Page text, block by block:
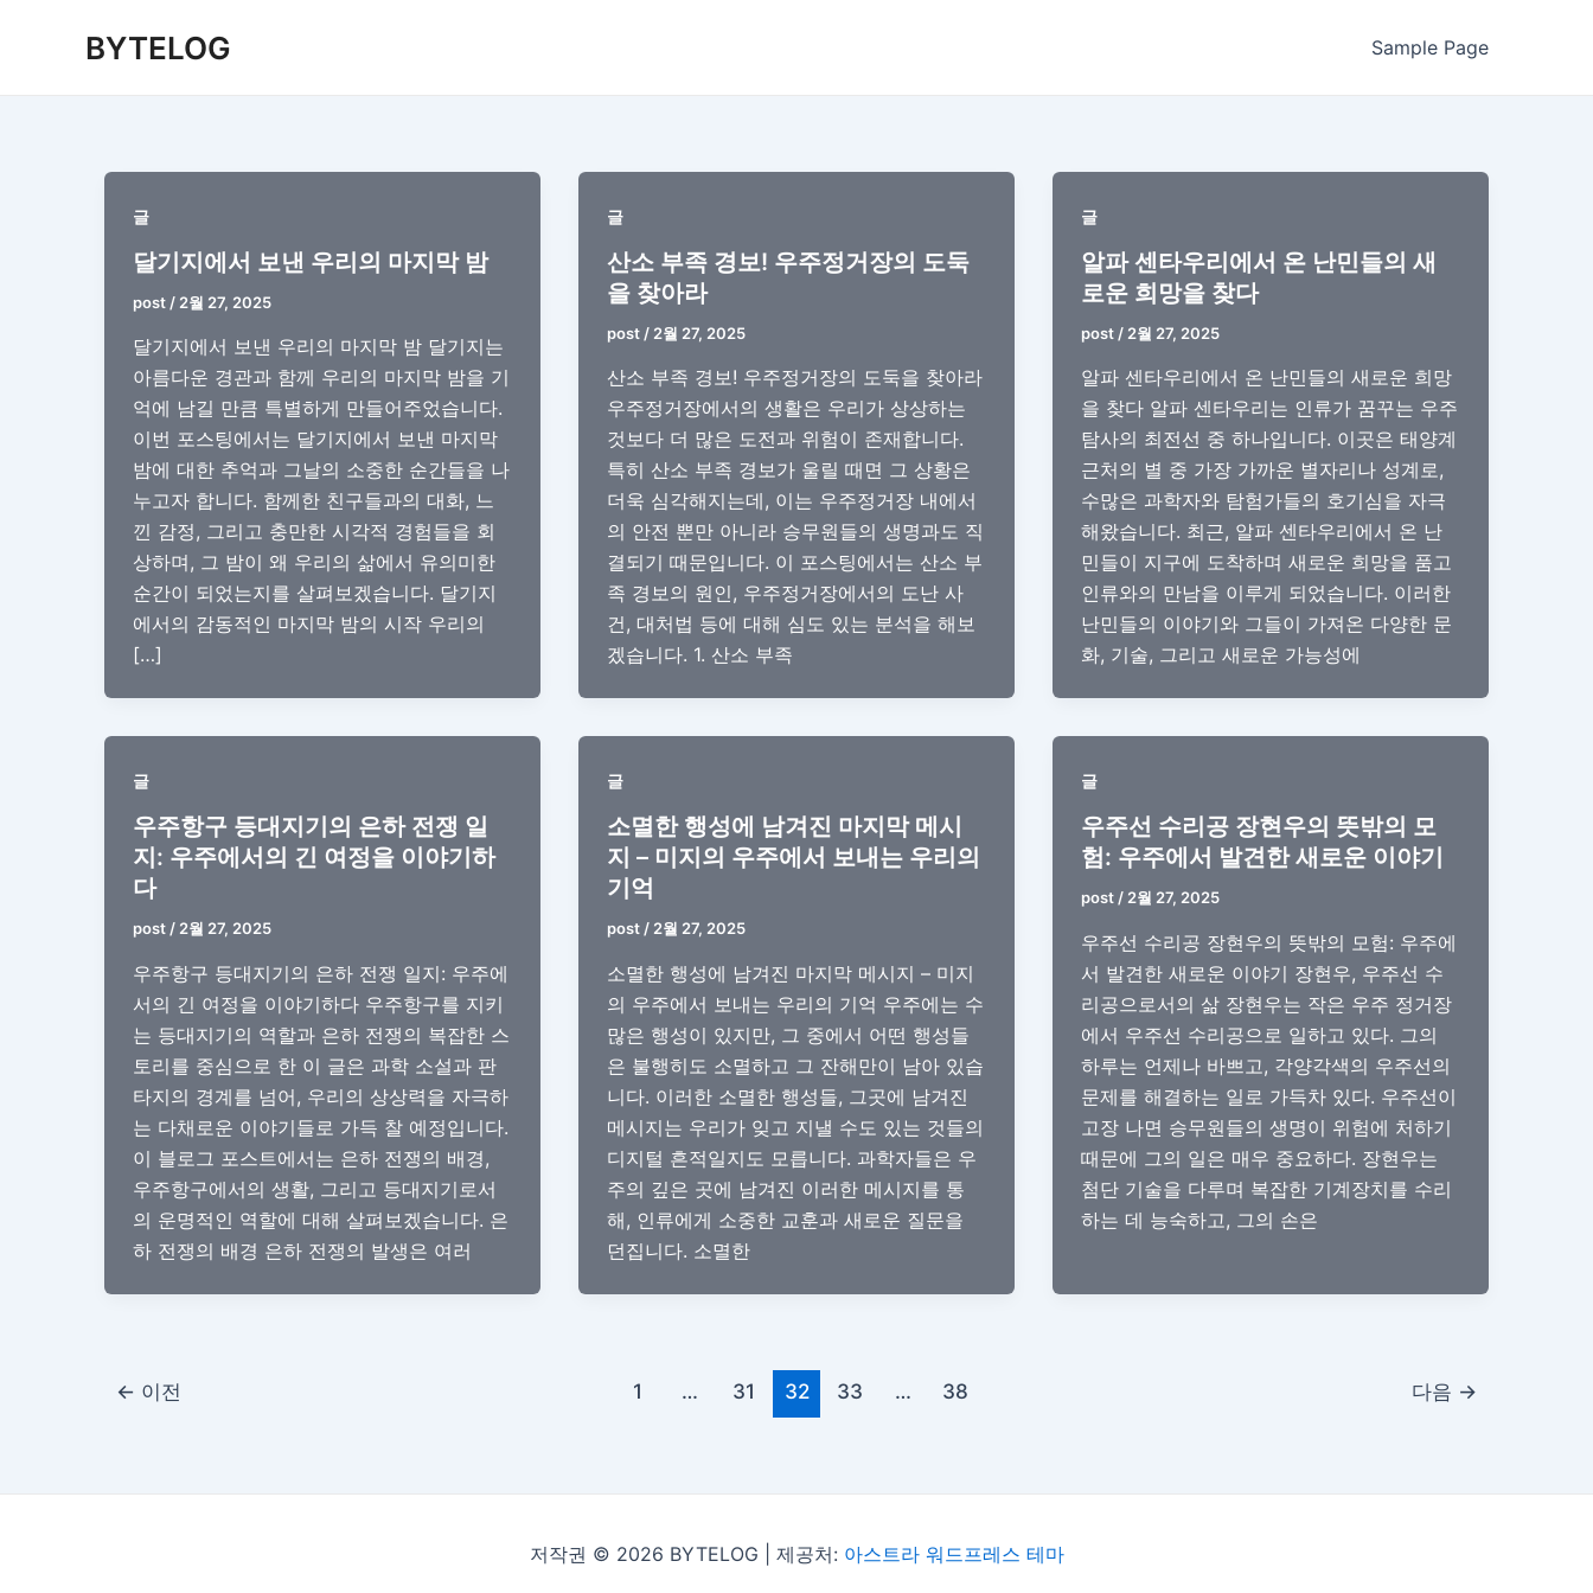
BYTELOG Sample Page
글
달기지에서 보낸 우리의 마지막 밤
post / 2월 27, 2025
달기지에서 보낸 우리의 마지막 밤 달기지는
아름다운 경관과 함께 우리의 마지막 밤을 기
억에 남길 만큼 특별하게 만들어주었습니다.
이번 포스팅에서는 달기지에서 보낸 마지막
밤에 대한 추억과 그날의 소중한 순간들을 나
누고자 합니다. 함께한 친구들과의 대화, 느
낀 감정, 그리고 충만한 시각적 경험들을 회
상하며, 그 밤이 왜 우리의 삶에서 유의미한
순간이 되었는지를 살펴보겠습니다. 달기지
에서의 감동적인 마지막 밤의 시작 우리의
[…]
글
산소 부족 경보! 우주정거장의 도둑
을 찾아라
post / 2월 27, 2025
산소 부족 경보! 우주정거장의 도둑을 찾아라
우주정거장에서의 생활은 우리가 상상하는
것보다 더 많은 도전과 위험이 존재합니다.
특히 산소 부족 경보가 울릴 때면 그 상황은
더욱 심각해지는데, 이는 우주정거장 내에서
의 안전 뿐만 아니라 승무원들의 생명과도 직
결되기 때문입니다. 이 포스팅에서는 산소 부
족 경보의 원인, 우주정거장에서의 도난 사
건, 대처법 등에 대해 심도 있는 분석을 해보
겠습니다. 1. 산소 부족
글
알파 센타우리에서 온 난민들의 새
로운 희망을 찾다
post / 2월 27, 2025
알파 센타우리에서 온 난민들의 새로운 희망
을 찾다 알파 센타우리는 인류가 꿈꾸는 우주
탐사의 최전선 중 하나입니다. 이곳은 태양계
근처의 별 중 가장 가까운 별자리나 성계로,
수많은 과학자와 탐험가들의 호기심을 자극
해왔습니다. 최근, 알파 센타우리에서 온 난
민들이 지구에 도착하며 새로운 희망을 품고
인류와의 만남을 이루게 되었습니다. 이러한
난민들의 이야기와 그들이 가져온 다양한 문
화, 기술, 그리고 새로운 가능성에
글
우주항구 등대지기의 은하 전쟁 일
지: 우주에서의 긴 여정을 이야기하
다
post / 2월 27, 2025
우주항구 등대지기의 은하 전쟁 일지: 우주에
서의 긴 여정을 이야기하다 우주항구를 지키
는 등대지기의 역할과 은하 전쟁의 복잡한 스
토리를 중심으로 한 이 글은 과학 소설과 판
타지의 경계를 넘어, 우리의 상상력을 자극하
는 다채로운 이야기들로 가득 찰 예정입니다.
이 블로그 포스트에서는 은하 전쟁의 배경,
우주항구에서의 생활, 그리고 등대지기로서
의 운명적인 역할에 대해 살펴보겠습니다. 은
하 전쟁의 배경 은하 전쟁의 발생은 여러
글
소멸한 행성에 남겨진 마지막 메시
지 – 미지의 우주에서 보내는 우리의
기억
post / 2월 27, 2025
소멸한 행성에 남겨진 마지막 메시지 – 미지
의 우주에서 보내는 우리의 기억 우주에는 수
많은 행성이 있지만, 그 중에서 어떤 행성들
은 불행히도 소멸하고 그 잔해만이 남아 있습
니다. 이러한 소멸한 행성들, 그곳에 남겨진
메시지는 우리가 잊고 지낼 수도 있는 것들의
디지털 흔적일지도 모릅니다. 과학자들은 우
주의 깊은 곳에 남겨진 이러한 메시지를 통
해, 인류에게 소중한 교훈과 새로운 질문을
던집니다. 소멸한
글
우주선 수리공 장현우의 뜻밖의 모
험: 우주에서 발견한 새로운 이야기
post / 2월 27, 2025
우주선 수리공 장현우의 뜻밖의 모험: 우주에
서 발견한 새로운 이야기 장현우, 우주선 수
리공으로서의 삶 장현우는 작은 우주 정거장
에서 우주선 수리공으로 일하고 있다. 그의
하루는 언제나 바쁘고, 각양각색의 우주선의
문제를 해결하는 일로 가득차 있다. 우주선이
고장 나면 승무원들의 생명이 위험에 처하기
때문에 그의 일은 매우 중요하다. 장현우는
첨단 기술을 다루며 복잡한 기계장치를 수리
하는 데 능숙하고, 그의 손은
← 이전 1 … 31 32 33 … 38 다음 →
저작권 © 2026 BYTELOG | 제공처: 아스트라 워드프레스 테마